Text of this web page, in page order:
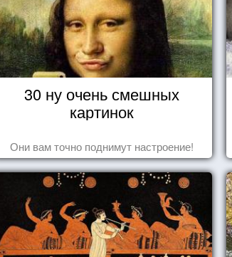
30 ну очень смешных
картинок
Они вам точно поднимут настроение!